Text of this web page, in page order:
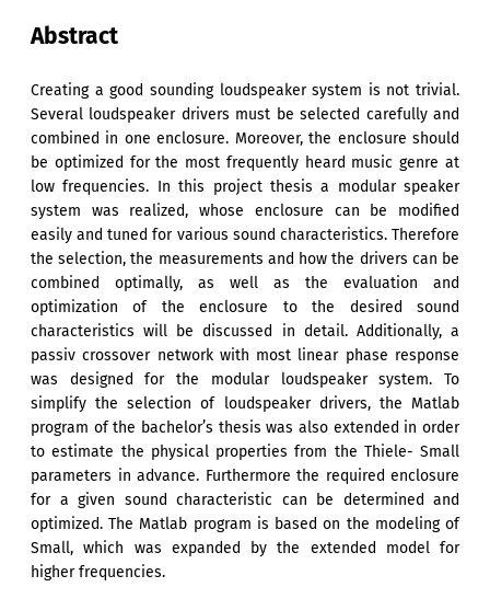
Abstract
Creating a good sounding loudspeaker system is not trivial.
Several loudspeaker drivers must be selected carefully and
combined in one enclosure. Moreover, the enclosure should
be optimized for the most frequently heard music genre at
low frequencies. In this project thesis a modular speaker
system was realized, whose enclosure can be modified
easily and tuned for various sound characteristics. Therefore
the selection, the measurements and how the drivers can be
combined optimally, as well as the evaluation and
optimization of the enclosure to the desired sound
characteristics will be discussed in detail. Additionally, a
passiv crossover network with most linear phase response
was designed for the modular loudspeaker system. To
simplify the selection of loudspeaker drivers, the Matlab
program of the bachelor’s thesis was also extended in order
to estimate the physical properties from the Thiele- Small
parameters in advance. Furthermore the required enclosure
for a given sound characteristic can be determined and
optimized. The Matlab program is based on the modeling of
Small, which was expanded by the extended model for
higher frequencies.